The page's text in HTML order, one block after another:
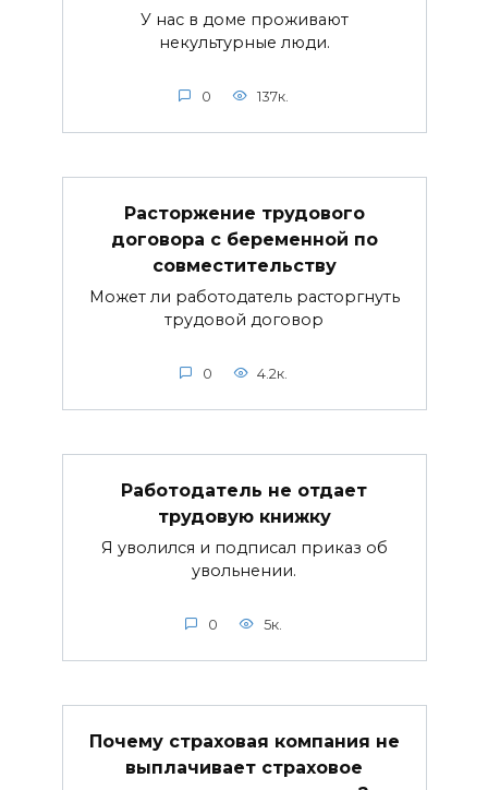
У нас в доме проживают
некультурные люди.
0 137к.
Расторжение трудового
договора с беременной по
совместительству
Может ли работодатель расторгнуть
трудовой договор
0 4.2к.
Работодатель не отдает
трудовую книжку
Я уволился и подписал приказ об
увольнении.
0 5к.
Почему страховая компания не
выплачивает страховое